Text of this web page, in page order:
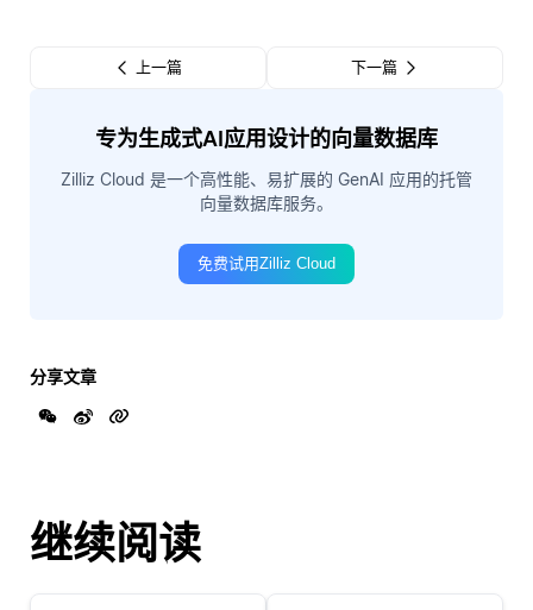
上一篇 下一篇
专为生成式AI应用设计的向量数据库
Zilliz Cloud 是一个高性能、易扩展的 GenAI 应用的托管
向量数据库服务。
免费试用Zilliz Cloud
分享文章
继续阅读